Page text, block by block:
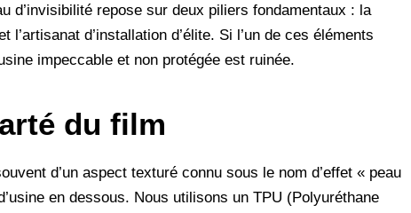
d’invisibilité repose sur deux piliers fondamentaux : la
d’installation d’élite. Si l’un de ces éléments
impeccable et non protégée est ruinée.
du film
d’un aspect texturé connu sous le nom d’effet « peau
en dessous. Nous utilisons un TPU (Polyuréthane